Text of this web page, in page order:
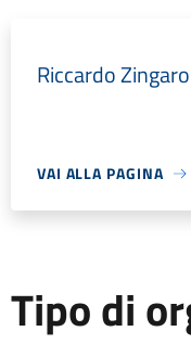
Riccardo Zingaro
VAI ALLA PAGINA
Tipo di